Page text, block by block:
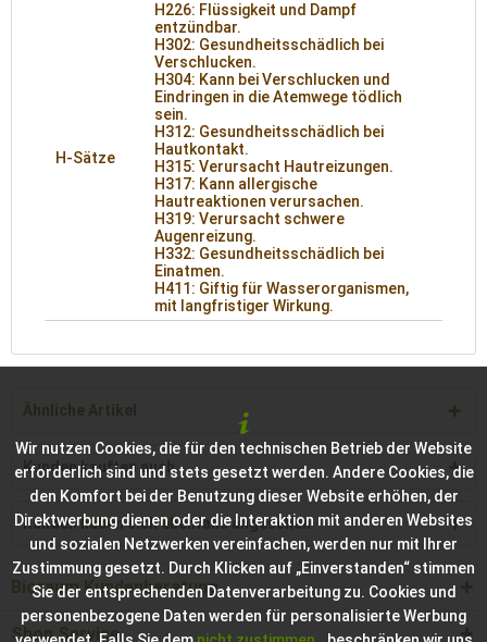
H-Sätze
H226: Flüssigkeit und Dampf
entzündbar.
H302: Gesundheitsschädlich bei
Verschlucken.
H304: Kann bei Verschlucken und
Eindringen in die Atemwege tödlich
sein.
H312: Gesundheitsschädlich bei
Hautkontakt.
H315: Verursacht Hautreizungen.
H317: Kann allergische
Hautreaktionen verursachen.
H319: Verursacht schwere
Augenreizung.
H332: Gesundheitsschädlich bei
Einatmen.
H411: Giftig für Wasserorganismen,
mit langfristiger Wirkung.
Ähnliche Artikel
Kunden kauften auch
Kunden haben sich ebenfalls angesehen
Bioraum Kundenberatung
Shop Service
Wir nutzen Cookies, die für den technischen Betrieb der Website
erforderlich sind und stets gesetzt werden. Andere Cookies, die
den Komfort bei der Benutzung dieser Website erhöhen, der
Direktwerbung dienen oder die Interaktion mit anderen Websites
und sozialen Netzwerken vereinfachen, werden nur mit Ihrer
Zustimmung gesetzt. Durch Klicken auf „Einverstanden“ stimmen
Sie der entsprechenden Datenverarbeitung zu. Cookies und
personenbezogene Daten werden für personalisierte Werbung